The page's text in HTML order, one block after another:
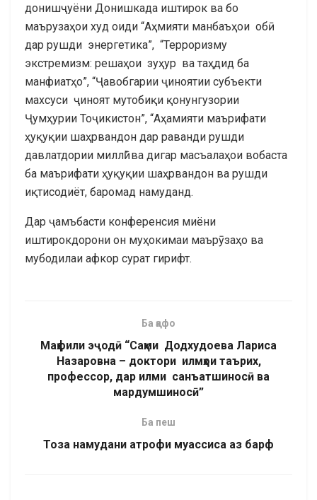
донишҷуёни Донишкада иштирок ва бо
маърузаҳои худ оиди “Аҳмияти манбаъҳои обӣ
дар рушди энергетика”, “Терроризму
экстремизм: решаҳои зуҳур ва таҳдид ба
манфиатҳо”, “Ҷавобгарии ҷиноятии субъекти
махсуси ҷиноят мутобиқи қонунгузории
Ҷумҳурии Тоҷикистон”, “Аҳамияти маърифати
ҳуқуқии шаҳрвандон дар раванди рушди
давлатдории миллӣ” ва дигар масъалаҳои вобаста
ба маърифати ҳуқуқии шаҳрвандон ва рушди
иқтисодиёт, баромад намуданд.
Дар ҷамъбасти конференсия миёни
иштирокдорони он муҳокимаи маърӯзаҳо ва
мубодилаи афкор сурат гирифт.
Ба қафо
Маҳфили эҷодӣ “Саҳми Додхудоева Лариса
Назаровна – доктори илмҳои таърих,
профессор, дар илми санъатшиносӣ ва
мардумшиносӣ”
Ба пеш
Тоза намудани атрофи муассиса аз барф